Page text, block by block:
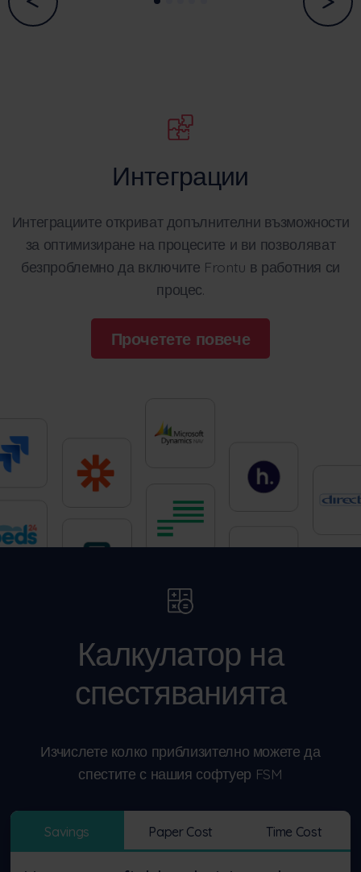
Интеграции
Интеграциите откриват допълнителни възможности
за оптимизиране на процесите и ви позволяват
безпроблемно да включите Frontu в работния си
процес.
Прочетете повече
Калкулатор на
спестяванията
Изчислете колко приблизително можете да
спестите с нашия софтуер FSM
Savings Paper Cost Time Cost